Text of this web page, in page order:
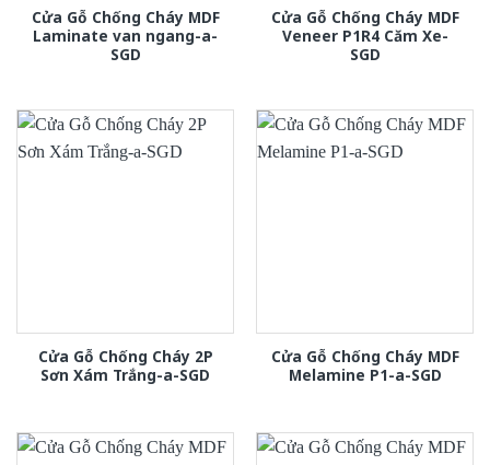
Cửa Gỗ Chống Cháy MDF
Laminate van ngang-a-
SGD
Cửa Gỗ Chống Cháy MDF
Veneer P1R4 Căm Xe-
SGD
Cửa Gỗ Chống Cháy 2P
Sơn Xám Trắng-a-SGD
Cửa Gỗ Chống Cháy MDF
Melamine P1-a-SGD